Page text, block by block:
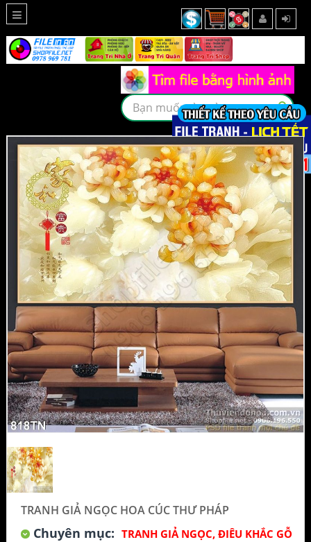
TRANH GIẢ NGỌC HOA CÚC THƯ PHÁP
Chuyên mục: TRANH GIẢ NGỌC, ĐIÊU KHẮC GỖ